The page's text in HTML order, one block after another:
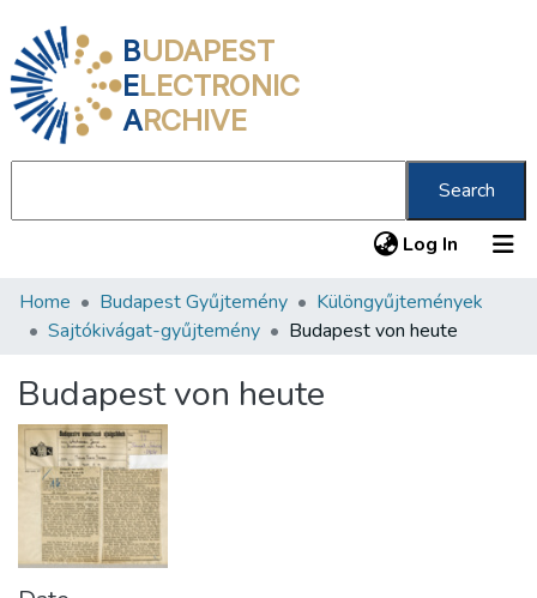
BUDAPEST
ELECTRONIC
ARCHIVE
Search
Log In (current)
Communities & Collections
Statistics
About us
Home Budapest Gyűjtemény
Különgyűjtemények
Sajtókivágat-gyűjtemény
Budapest von heute
Budapest von heute